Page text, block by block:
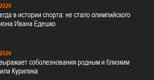
в истории спорта: не стало олимпийского
Ивана Едешко
соболезнования родным и близким
Курилика